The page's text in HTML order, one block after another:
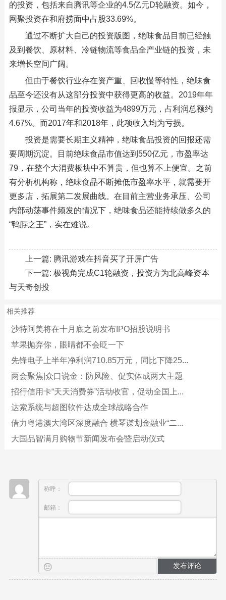
的投资，包括来自腾讯等企业的4.5亿元D轮融资。如今，
网聚投资在和府捞面中占股33.69%。
通过不断扩大自己的投资版图，绝味食品目前已经触
及到餐饮、原材料、冷链物流等食品全产业链的投资，未
来增长空间广阔。
但由于餐饮行业存在资产重、回收慢等特性，绝味食
品至今还没有从这部分投资中获得更高的收益。2019年年
报显示，公司当年的投资收益为4899万元，占利润总额约
4.67%。而2017年和2018年，此项收入均为亏损。
投资是需要长期主义精神，绝味食品投资的回报还需
要周期沉淀。目前绝味食品市值达到550亿元，市盈率达
79，在整个大消费板块中不算贵，但也算不上便宜。之前
有分析机构称，绝味食品不断摊低市盈率水平，就需要开
更多店，拓展第二发展曲线。在目前主营业务承压、公司
内部动荡事件频发的情况下，绝味食品还能持续做多久的
“鸭脖之王”，实在难说。
上一篇: 腾讯游戏在抖音买了开屏广告
下一篇: 极视角完成C1轮融资，投资方为北高峰资本
与天奇创投
相关推荐
沙特阿美将在十月底之前发布IPO招股说明书
苹果抛弃你，眼睛都不会眨一下
先锋电子上半年净利润710.85万元，同比下降25...
两会聚焦|众口说金：防风险、促实体成两大主题
招行信用卡“天天消费券”活动收官，促动全国上...
达索系统与超图软件达成全球战略合作
借力粤港澳大湾区深度融合 横琴谋划金融业“二...
大国品智满月购物节新闻发布会暨启动仪式
称呼：
邮箱：